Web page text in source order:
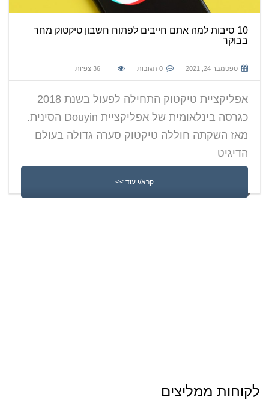
10 סיבות למה אתם חייבים לפתוח חשבון טיקטוק מחר
בבוקר
ספטמבר 24, 2021 0 תגובות 36 צפיות
אפליקציית טיקטוק התחילה לפעול בשנת 2018
כגרסה בינלאומית של אפליקציית Douyin הסינית.
מאז השקתה חוללה טיקטוק סערה גדולה בעולם
הדיגיט
קרא/י עוד >>
לקוחות ממליצים